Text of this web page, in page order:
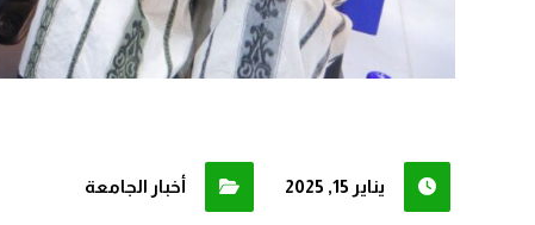
يناير 15, 2025 أخبار الجامعة